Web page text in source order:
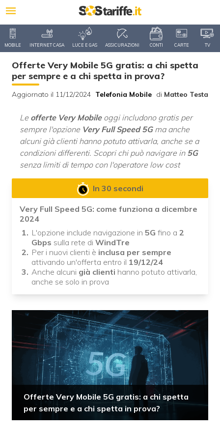
MOBILE INTERNET CASA LUCE E GAS ASSICURAZIONI CONTI CARTE TV
Offerte Very Mobile 5G gratis: a chi spetta
per sempre e a chi spetta in prova?
Aggiornato il 11/12/2024 Telefonia Mobile di Matteo Testa
Le offerte Very Mobileoggi includono gratis per
sempre l'opzione Very Full Speed 5Gma anche
alcuni già clienti hanno potuto attivarla, anche se a
condizioni differenti. Scopri chi può navigare in 5G
senza limiti di tempo con l'operatore low cost
In 30 secondi
Very Full Speed 5G: come funziona a dicembre
2024
L'opzione include navigazione in 5G fino a 2
Gbps sulla rete di WindTre
Per i nuovi clienti è inclusa per sempre
attivando un'offerta entro il 19/12/24
Anche alcuni già clienti hanno potuto attivarla,
anche se solo in prova
Offerte Very Mobile 5G gratis: a chi spetta
per sempre e a chi spetta in prova?